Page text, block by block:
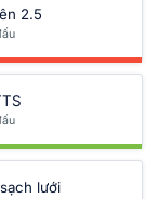
2.5
lưới